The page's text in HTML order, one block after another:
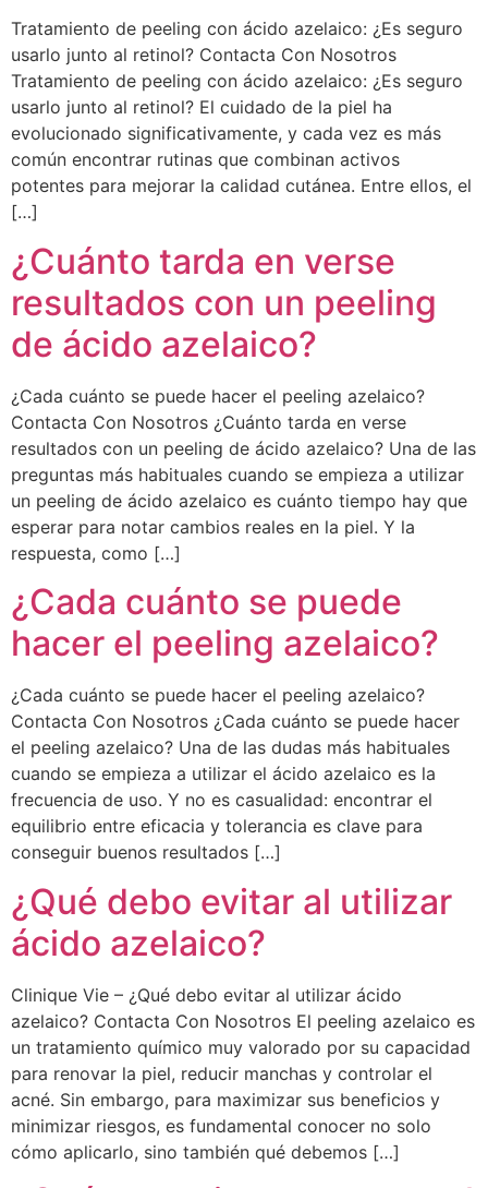
Tratamiento de peeling con ácido azelaico: ¿Es seguro
usarlo junto al retinol? Contacta Con Nosotros
Tratamiento de peeling con ácido azelaico: ¿Es seguro
usarlo junto al retinol? El cuidado de la piel ha
evolucionado significativamente, y cada vez es más
común encontrar rutinas que combinan activos
potentes para mejorar la calidad cutánea. Entre ellos, el
[…]
¿Cuánto tarda en verse
resultados con un peeling
de ácido azelaico?
¿Cada cuánto se puede hacer el peeling azelaico?
Contacta Con Nosotros ¿Cuánto tarda en verse
resultados con un peeling de ácido azelaico? Una de las
preguntas más habituales cuando se empieza a utilizar
un peeling de ácido azelaico es cuánto tiempo hay que
esperar para notar cambios reales en la piel. Y la
respuesta, como […]
¿Cada cuánto se puede
hacer el peeling azelaico?
¿Cada cuánto se puede hacer el peeling azelaico?
Contacta Con Nosotros ¿Cada cuánto se puede hacer
el peeling azelaico? Una de las dudas más habituales
cuando se empieza a utilizar el ácido azelaico es la
frecuencia de uso. Y no es casualidad: encontrar el
equilibrio entre eficacia y tolerancia es clave para
conseguir buenos resultados […]
¿Qué debo evitar al utilizar
ácido azelaico?
Clinique Vie – ¿Qué debo evitar al utilizar ácido
azelaico? Contacta Con Nosotros El peeling azelaico es
un tratamiento químico muy valorado por su capacidad
para renovar la piel, reducir manchas y controlar el
acné. Sin embargo, para maximizar sus beneficios y
minimizar riesgos, es fundamental conocer no solo
cómo aplicarlo, sino también qué debemos […]